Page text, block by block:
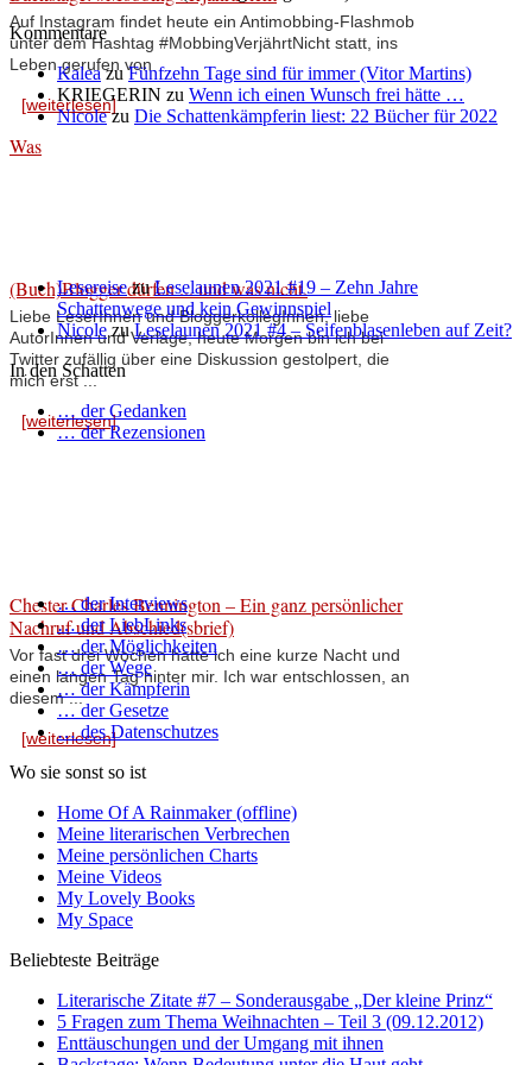
Auf Instagram findet heute ein Antimobbing-Flashmob
unter dem Hashtag #MobbingVerjährtNicht statt, ins
Leben gerufen von
[weiterlesen]
Was
(Buch)Blogger dürfen ... und was nicht.
Liebe LeserInnen und BloggerkollegInnen, liebe
AutorInnen und Verlage, heute Morgen bin ich bei
Twitter zufällig über eine Diskussion gestolpert, die
mich erst ...
[weiterlesen]
Chester Charles Bennington – Ein ganz persönlicher
Nachruf und Abschied(sbrief)
Vor fast drei Wochen hatte ich eine kurze Nacht und
einen langen Tag hinter mir. Ich war entschlossen, an
diesem ...
[weiterlesen]
Kommentare
KaleazuFünfzehn Tage sind für immer (Vitor Martins)
KRIEGERIN zu Wenn ich einen Wunsch frei hätte …
Nicolezu Die Schattenkämpferin liest: 22 Bücher für 2022
LesereisezuLeselaunen 2021 #19 – Zehn Jahre
Schattenwege und kein Gewinnspiel
Nicole zuLeselaunen 2021 #4 – Seifenblasenleben auf Zeit?
In den Schatten
… der Gedanken
… der Rezensionen
… der Interviews
… der LiebLinks
… der Möglichkeiten
… der Wege
… der Kämpferin
… der Gesetze
… des Datenschutzes
Wo sie sonst so ist
Home Of A Rainmaker (offline)
Meine literarischen Verbrechen
Meine persönlichen Charts
Meine Videos
My Lovely Books
My Space
Beliebteste Beiträge
Literarische Zitate #7 – Sonderausgabe „Der kleine Prinz“
5 Fragen zum Thema Weihnachten – Teil 3 (09.12.2012)
Enttäuschungen und der Umgang mit ihnen